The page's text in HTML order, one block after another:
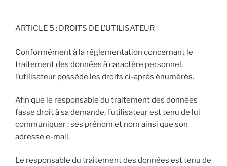
ARTICLE 5 : DROITS DE L’UTILISATEUR
Conformément à la réglementation concernant le
traitement des données à caractère personnel,
l’utilisateur possède les droits ci-après énumérés.
Afin que le responsable du traitement des données
fasse droit à sa demande, l’utilisateur est tenu de lui
communiquer : ses prénom et nom ainsi que son
adresse e-mail.
Le responsable du traitement des données est tenu de